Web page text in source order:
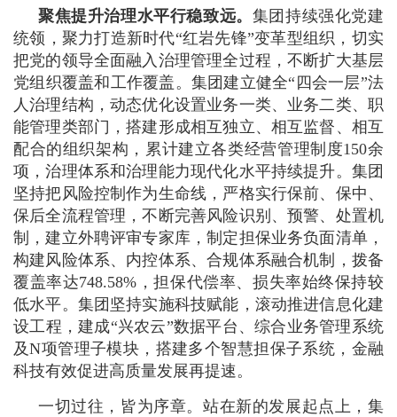
聚焦提升治理水平行稳致远。 集团持续强化党建
统领，聚力打造新时代“红岩先锋”变革型组织，切实
把党的领导全面融入治理管理全过程，不断扩大基层
党组织覆盖和工作覆盖。集团建立健全“四会一层”法
人治理结构，动态优化设置业务一类、业务二类、职
能管理类部门，搭建形成相互独立、相互监督、相互
配合的组织架构，累计建立各类经营管理制度150余
项，治理体系和治理能力现代化水平持续提升。集团
坚持把风险控制作为生命线，严格实行保前、保中、
保后全流程管理，不断完善风险识别、预警、处置机
制，建立外聘评审专家库，制定担保业务负面清单，
构建风险体系、内控体系、合规体系融合机制，拨备
覆盖率达748.58%，担保代偿率、损失率始终保持较
低水平。集团坚持实施科技赋能，滚动推进信息化建
设工程，建成“兴农云”数据平台、综合业务管理系统
及N项管理子模块，搭建多个智慧担保子系统，金融
科技有效促进高质量发展再提速。
一切过往，皆为序章。站在新的发展起点上，集